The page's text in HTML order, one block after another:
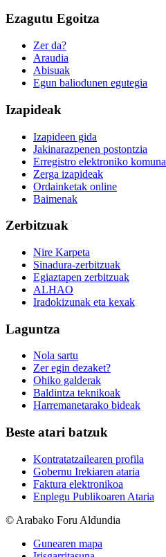
Ezagutu Egoitza
Zer da?
Araudia
Abisuak
Egun baliodunen egutegia
Izapideak
Izapideen gida
Jakinarazpenen postontzia
Erregistro elektroniko komuna
Zerga izapideak
Ordainketak online
Baimenak
Zerbitzuak
Nire Karpeta
Sinadura-zerbitzuak
Egiaztapen zerbitzuak
ALHAO
Iradokizunak eta kexak
Laguntza
Nola sartu
Zer egin dezaket?
Ohiko galderak
Baldintza teknikoak
Harremanetarako bideak
Beste atari batzuk
Kontratatzailearen profila
Gobernu Irekiaren ataria
Faktura elektronikoa
Enplegu Publikoaren Ataria
© Arabako Foru Aldundia
Gunearen mapa